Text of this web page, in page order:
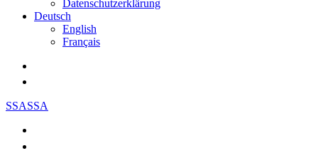
Datenschutzerklärung
Deutsch
English
Français
SSASSA